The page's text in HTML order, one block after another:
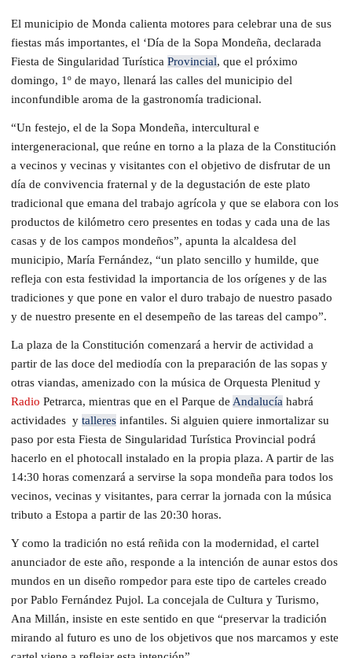
El municipio de Monda calienta motores para celebrar una de sus
fiestas más importantes, el ‘Día de la Sopa Mondeña, declarada
Fiesta de Singularidad Turística Provincial, que el próximo
domingo, 1º de mayo, llenará las calles del municipio del
inconfundible aroma de la gastronomía tradicional.
“Un festejo, el de la Sopa Mondeña, intercultural e
intergeneracional, que reúne en torno a la plaza de la Constitución
a vecinos y vecinas y visitantes con el objetivo de disfrutar de un
día de convivencia fraternal y de la degustación de este plato
tradicional que emana del trabajo agrícola y que se elabora con los
productos de kilómetro cero presentes en todas y cada una de las
casas y de los campos mondeños”, apunta la alcaldesa del
municipio, María Fernández, “un plato sencillo y humilde, que
refleja con esta festividad la importancia de los orígenes y de las
tradiciones y que pone en valor el duro trabajo de nuestro pasado
y de nuestro presente en el desempeño de las tareas del campo”.
La plaza de la Constitución comenzará a hervir de actividad a
partir de las doce del mediodía con la preparación de las sopas y
otras viandas, amenizado con la música de Orquesta Plenitud y
Radio Petrarca, mientras que en el Parque de Andalucía habrá
actividades y talleres infantiles. Si alguien quiere inmortalizar su
paso por esta Fiesta de Singularidad Turística Provincial podrá
hacerlo en el photocall instalado en la propia plaza. A partir de las
14:30 horas comenzará a servirse la sopa mondeña para todos los
vecinos, vecinas y visitantes, para cerrar la jornada con la música
tributo a Estopa a partir de las 20:30 horas.
Y como la tradición no está reñida con la modernidad, el cartel
anunciador de este año, responde a la intención de aunar estos dos
mundos en un diseño rompedor para este tipo de carteles creado
por Pablo Fernández Pujol. La concejala de Cultura y Turismo,
Ana Millán, insiste en este sentido en que “preservar la tradición
mirando al futuro es uno de los objetivos que nos marcamos y este